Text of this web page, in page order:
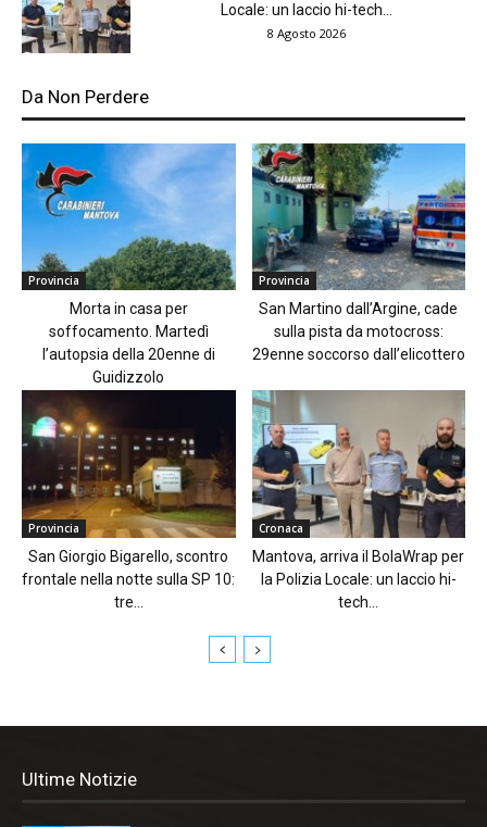
Locale: un laccio hi-tech...
8 Agosto 2026
Da Non Perdere
Provincia
Morta in casa per
soffocamento. Martedì
l’autopsia della 20enne di
Guidizzolo
Provincia
San Martino dall’Argine, cade
sulla pista da motocross:
29enne soccorso dall’elicottero
Provincia
San Giorgio Bigarello, scontro
frontale nella notte sulla SP 10:
tre...
Cronaca
Mantova, arriva il BolaWrap per
la Polizia Locale: un laccio hi-
tech...
Ultime Notizie